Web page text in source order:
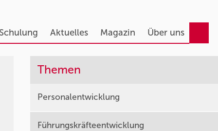
Aktuelles Magazin Über uns
Themen
Personalentwicklung
Führungskräfteentwicklung